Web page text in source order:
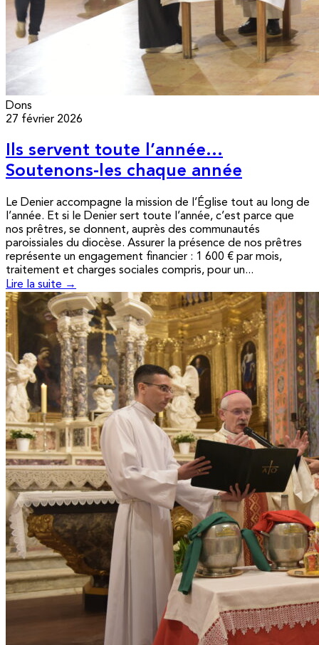
Dons
27 février 2026
Ils servent toute l’année…
Soutenons-les chaque année
Le Denier accompagne la mission de l’Église tout au long de
l’année. Et si le Denier sert toute l’année, c’est parce que
nos prêtres, se donnent, auprès des communautés
paroissiales du diocèse. Assurer la présence de nos prêtres
représente un engagement financier : 1 600 € par mois,
traitement et charges sociales compris, pour un...
Lire la suite →